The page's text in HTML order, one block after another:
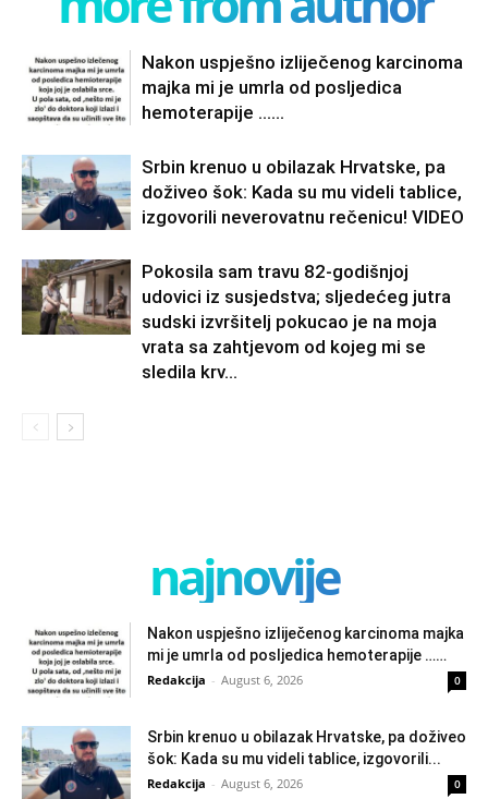
Nakon uspješno izliječenog karcinoma
majka mi je umrla od posljedica
hemoterapije ……
Srbin krenuo u obilazak Hrvatske, pa
doživeo šok: Kada su mu videli tablice,
izgovorili neverovatnu rečenicu! VIDEO
Pokosila sam travu 82-godišnjoj
udovici iz susjedstva; sljedećeg jutra
sudski izvršitelj pokucao je na moja
vrata sa zahtjevom od kojeg mi se
sledila krv...
najnovije
Nakon uspješno izliječenog karcinoma majka
mi je umrla od posljedica hemoterapije ……
Redakcija - August 6, 2026 0
Srbin krenuo u obilazak Hrvatske, pa doživeo
šok: Kada su mu videli tablice, izgovorili...
Redakcija - August 6, 2026 0